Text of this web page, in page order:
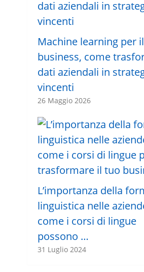
Machine learning per il
business, come
dati aziendali in
vincenti
26 Maggio 2026
L’importanza della
linguistica nelle
come i corsi di lingue
possono …
31 Luglio 2024